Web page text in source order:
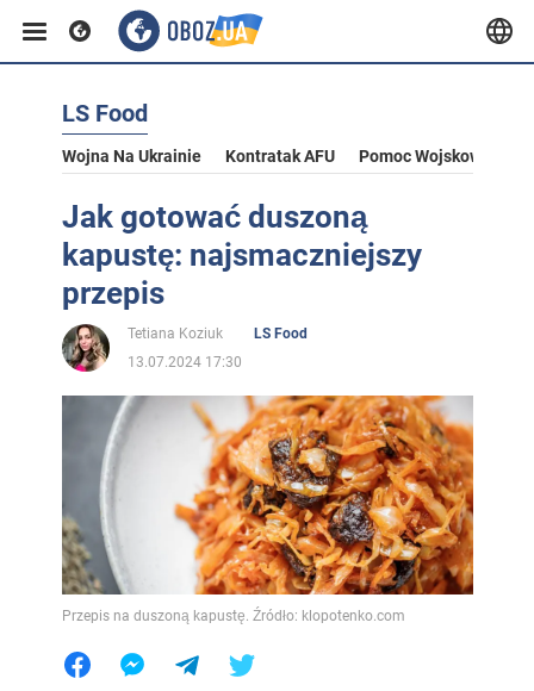
LS Food
Wojna Na Ukrainie Kontratak AFU Pomoc Wojskowa Dla
Jak gotować duszoną
kapustę: najsmaczniejszy
przepis
Tetiana Koziuk
LS Food
13.07.2024 17:30
Przepis na duszoną kapustę. Źródło: klopotenko.com